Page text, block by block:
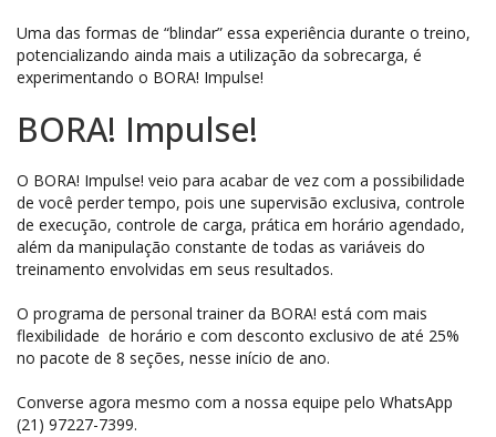
Uma das formas de “blindar” essa experiência durante o treino,
potencializando ainda mais a utilização da sobrecarga, é
experimentando o BORA! Impulse!
BORA! Impulse!
O BORA! Impulse! veio para acabar de vez com a possibilidade
de você perder tempo, pois une supervisão exclusiva, controle
de execução, controle de carga, prática em horário agendado,
além da manipulação constante de todas as variáveis do
treinamento envolvidas em seus resultados.
O programa de personal trainer da BORA! está com mais
flexibilidade de horário e com desconto exclusivo de até 25%
no pacote de 8 seções, nesse início de ano.
Converse agora mesmo com a nossa equipe pelo WhatsApp
(21) 97227-7399.